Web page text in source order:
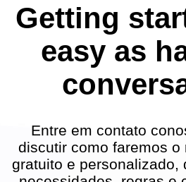
Getting
easy as
Entre em contato
discutir como faremos o
gratuito e personalizado,